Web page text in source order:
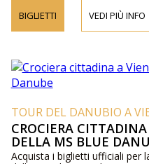
BIGLIETTI VEDI PIÙ INFO
TOUR DEL DANUBIO A
CROCIERA
DELLA MS BLUE
Acquista i biglietti ufficiali per